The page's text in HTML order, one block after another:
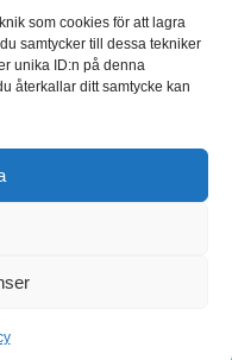
som cookies för att lagra
samtycker till dessa tekniker
unika ID:n på denna
återkallar ditt samtycke kan